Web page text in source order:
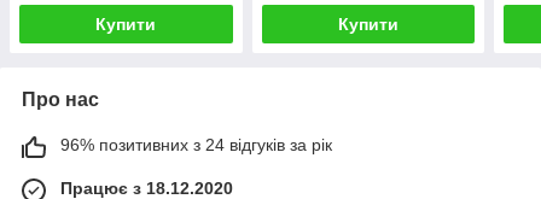
Купити Купити
Про нас
96% позитивних з 24 відгуків за рік
Працює з 18.12.2020